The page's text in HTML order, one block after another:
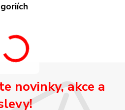
novinky, akce a